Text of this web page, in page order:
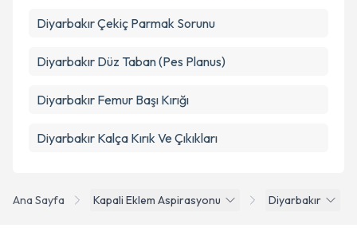
Ana Sayfa Kapali Eklem Aspirasyonu Diyarbakır
Diyarbakır Çekiç Parmak Sorunu
Diyarbakır Düz Taban (Pes Planus)
Diyarbakır Femur Başı Kırığı
Diyarbakır Kalça Kırık Ve Çıkıkları